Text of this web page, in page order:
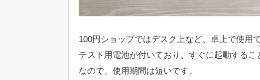
100円ショップではデスク上など、卓上で使用
テスト用電池が付いており、すぐに起動する
なので、使用期間は短いです。